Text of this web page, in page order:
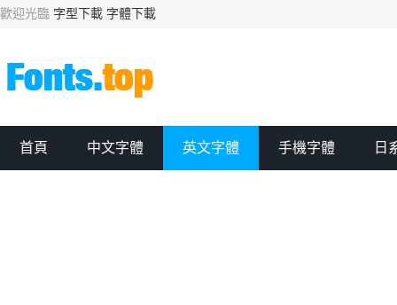
歡迎光臨 字型下載 字體下載
首頁 中文字體 英文字體 手機字體 日